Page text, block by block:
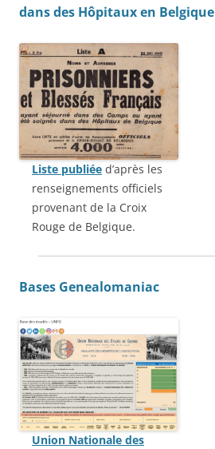
dans des Hôpitaux en Belgique
Liste publiée d’après les
renseignements officiels
provenant de la Croix
Rouge de Belgique.
Bases Genealomaniac
Union Nationale des